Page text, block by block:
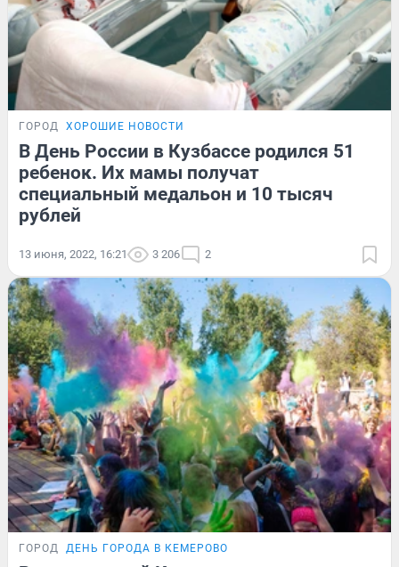
ГОРОД ХОРОШИЕ НОВОСТИ
В День России в Кузбассе родился 51
ребенок. Их мамы получат
специальный медальон и 10 тысяч
рублей
13 июня, 2022, 16:21 3 206 2
ГОРОД ДЕНЬ ГОРОДА В КЕМЕРОВО